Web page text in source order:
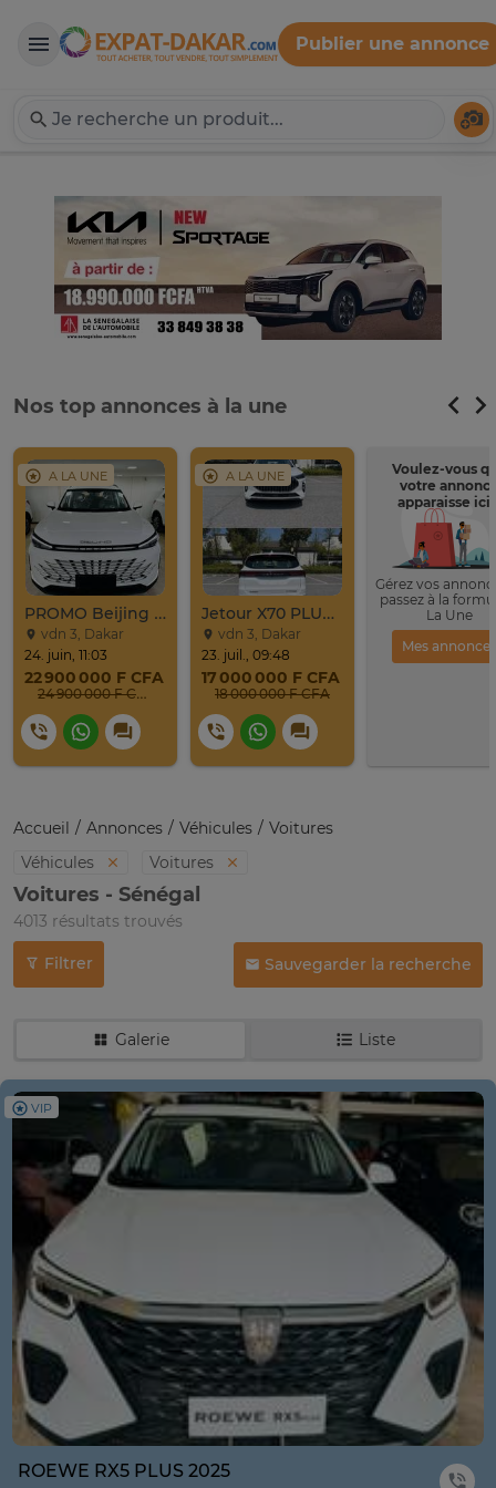
Expat-Dakar
Publier une annonce
Nos top annonces à la une
A LA UNE
PROMO Beijing X7 / 2025
vdn 3, Dakar
24. juin, 11:03
22 900 000 F CFA
24 900 000 F CFA
A LA UNE
Jetour X70 PLUS 2024
vdn 3, Dakar
23. juil., 09:48
17 000 000 F CFA
18 000 000 F CFA
Voulez-vous
votre
apparaisse ici
Gérez vos
passez à la
La Une
Mes annonces
Accueil Annonces Véhicules
Voitures
Véhicules
Voitures
Voitures - Sénégal
4013 résultats trouvés
Filtrer Sauvegarder la recherche
Galerie Liste
VIP
ROEWE RX5 PLUS 2025